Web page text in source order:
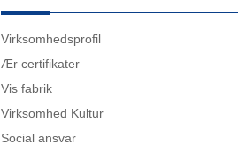
Virksomhedsprofil
Ær certifikater
Vis fabrik
Virksomhed Kultur
Social ansvar